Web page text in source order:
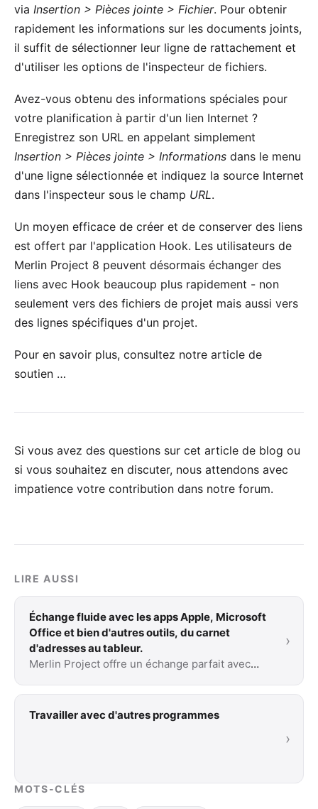
via Insertion > Pièces jointe > Fichier. Pour obtenir
rapidement les informations sur les documents joints,
il suffit de sélectionner leur ligne de rattachement et
d'utiliser les options de l'inspecteur de fichiers.
Avez-vous obtenu des informations spéciales pour
votre planification à partir d'un lien Internet ?
Enregistrez son URL en appelant simplement
Insertion > Pièces jointe > Informations dans le menu
d'une ligne sélectionnée et indiquez la source Internet
dans l'inspecteur sous le champ URL.
Un moyen efficace de créer et de conserver des liens
est offert par l'application Hook. Les utilisateurs de
Merlin Project 8 peuvent désormais échanger des
liens avec Hook beaucoup plus rapidement - non
seulement vers des fichiers de projet mais aussi vers
des lignes spécifiques d'un projet.
Pour en savoir plus, consultez notre article de
soutien …
Si vous avez des questions sur cet article de blog ou
si vous souhaitez en discuter, nous attendons avec
impatience votre contribution dans notre forum.
LIRE AUSSI
Échange fluide avec les apps Apple, Microsoft
Office et bien d'autres outils, du carnet
d'adresses au tableur.
Merlin Project offre un échange parfait avec
programmes les plus importants et comment
Merlin …
›
Travailler avec d'autres programmes
›
MOTS-CLÉS